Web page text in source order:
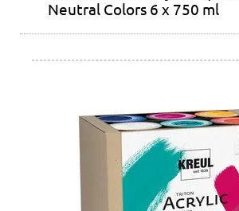
Neutral Colors 6 x 750 ml